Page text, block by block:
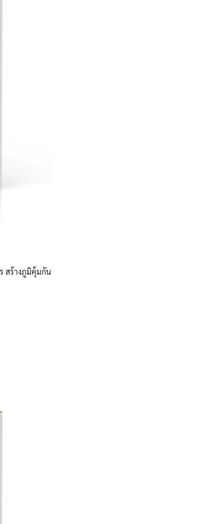
สร้างภูมิคุ้มกัน